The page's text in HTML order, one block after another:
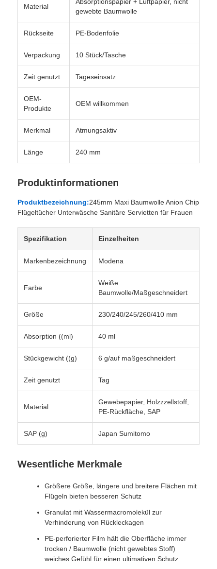
Material
gewebte Baumwolle
Rückseite PE-Bodenfolie
Verpackung 10 Stück/Tasche
Zeit genutzt Tageseinsatz
OEM-
Produkte
OEM willkommen
Merkmal Atmungsaktiv
Länge 240 mm
Produktinformationen
Produktbezeichnung:245mm Maxi Baumwolle Anion Chip
Flügeltücher Unterwäsche Sanitäre Servietten für Frauen
Spezifikation Einzelheiten
Markenbezeichnung Modena
Farbe
Weiße
Baumwolle/Maßgeschneidert
Größe 230/240/245/260/410 mm
Absorption ((ml) 40 ml
Stückgewicht ((g) 6 g/auf maßgeschneidert
Zeit genutzt Tag
Material
Gewebepapier, Holzzzellstoff,
PE-Rückfläche, SAP
SAP (g) Japan Sumitomo
Wesentliche Merkmale
Größere Größe, längere und breitere Flächen mit
Flügeln bieten besseren Schutz
Granulat mit Wassermacromolekül zur
Verhinderung von Rückleckagen
PE-perforierter Film hält die Oberfläche immer
trocken / Baumwolle (nicht gewebtes Stoff)
weiches Gefühl für einen ultimativen Schutz